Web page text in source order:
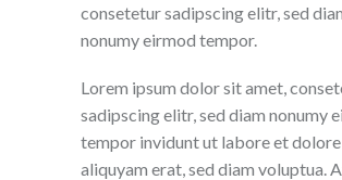
consetetur sadipscing elitr, sed
nonumy eirmod tempor.
Lorem ipsum dolor sit amet,
sadipscing elitr, sed diam nonumy
tempor invidunt ut labore et dolore
aliquyam erat, sed diam voluptua.